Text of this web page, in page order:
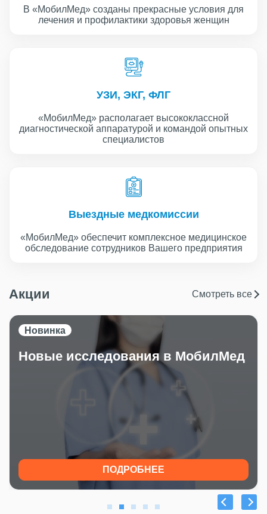
В «МобилМед» созданы прекрасные условия для
лечения и профилактики здоровья женщин
УЗИ, ЭКГ, ФЛГ
«МобилМед» располагает высококлассной
диагностической аппаратурой и командой опытных
специалистов
Выездные медкомиссии
«МобилМед» обеспечит комплексное медицинское
обследование сотрудников Вашего предприятия
Акции Смотреть все
Новинка
Новые исследования в МобилМед
ПОДРОБНЕЕ